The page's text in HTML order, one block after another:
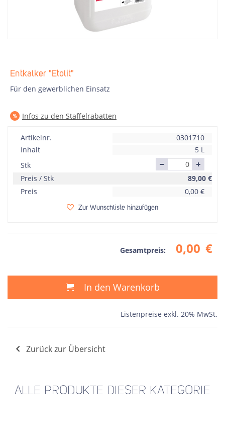
Entkalker "Etolit"
Für den gewerblichen Einsatz
Infos zu den Staffelrabatten
Artikelnr.
0301710
Inhalt
5 L
Stk
Preis / Stk
89,00 €
Preis
0,00 €
Zur Wunschliste hinzufügen
Gesamtpreis: 0,00 €
In den Warenkorb
Listenpreise exkl. 20% MwSt.
Zurück zur Übersicht
ALLE PRODUKTE DIESER KATEGORIE